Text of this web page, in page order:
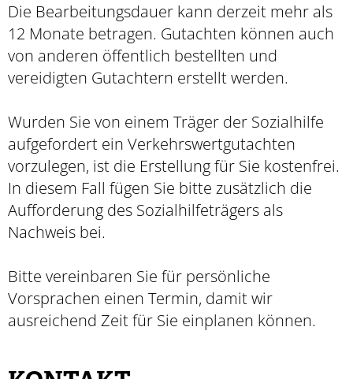
Die Bearbeitungsdauer kann derzeit mehr als
12 Monate betragen. Gutachten können auch
von anderen öffentlich bestellten und
vereidigten Gutachtern erstellt werden.
Wurden Sie von einem Träger der Sozialhilfe
aufgefordert ein Verkehrswertgutachten
vorzulegen, ist die Erstellung für Sie kostenfrei.
In diesem Fall fügen Sie bitte zusätzlich die
Aufforderung des Sozialhilfeträgers als
Nachweis bei.
Bitte vereinbaren Sie für persönliche
Vorsprachen einen Termin, damit wir
ausreichend Zeit für Sie einplanen können.